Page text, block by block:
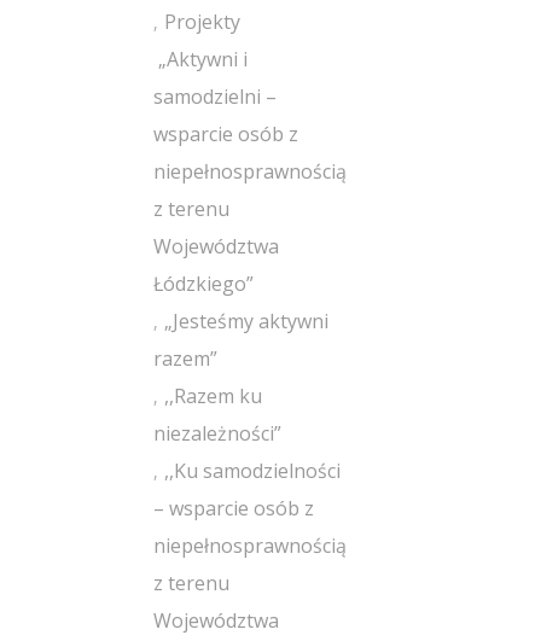
Projekty
„Aktywni i
samodzielni –
wsparcie osób z
niepełnosprawnością
z terenu
Województwa
Łódzkiego”
„Jesteśmy aktywni
razem”
,,Razem ku
niezależności”
,,Ku samodzielności
– wsparcie osób z
niepełnosprawnością
z terenu
Województwa